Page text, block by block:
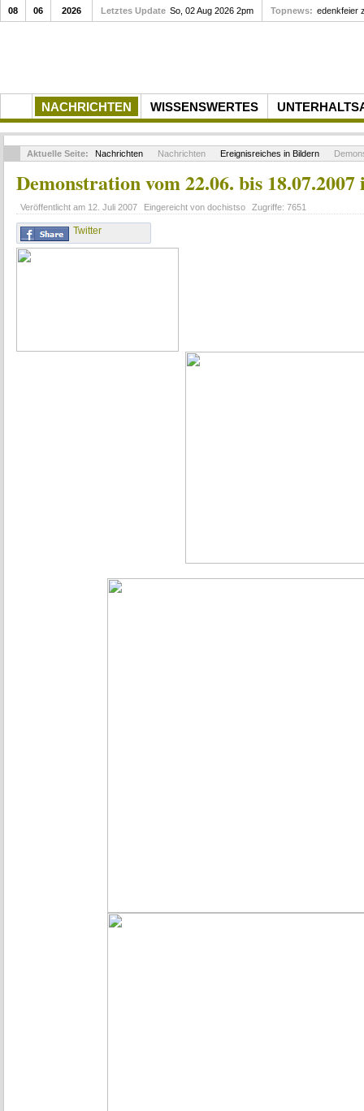
NACHRICHTEN WISSENSWERTES
08 06 2026 Letztes Update So, 02 Aug 2026 2pm Topnews:
Aktuelle Seite: Nachrichten Nachrichten Ereignisreiches in Bildern
Demonstration vom 22.06. bis 18.07.2007
Veröffentlicht am 12. Juli 2007 Eingereicht von dochistso Zugriffe: 7651
Twitter